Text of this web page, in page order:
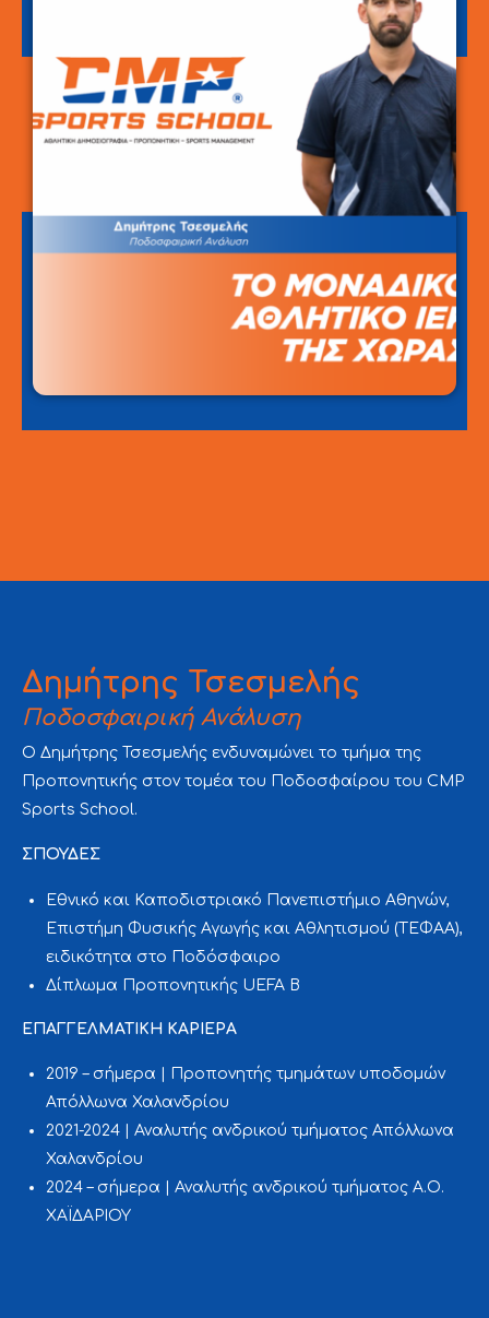
Δημήτρης Τσεσμελής
Ποδοσφαιρική Ανάλυση
Ο Δημήτρης Τσεσμελής ενδυναμώνει το τμήμα της
Προπονητικής στον τομέα του Ποδοσφαίρου του CMP
Sports School.
ΣΠΟΥΔΕΣ
Εθνικό και Καποδιστριακό Πανεπιστήμιο Αθηνών,
Επιστήμη Φυσικής Αγωγής και Αθλητισμού (ΤΕΦΑΑ),
ειδικότητα στο Ποδόσφαιρο
Δίπλωμα Προπονητικής UEFA B
ΕΠΑΓΓΕΛΜΑΤΙΚΗ ΚΑΡΙΕΡΑ
2019 – σήμερα | Προπονητής τμημάτων υποδομών
Απόλλωνα Χαλανδρίου
2021-2024 | Αναλυτής ανδρικού τμήματος Απόλλωνα
Χαλανδρίου
2024 – σήμερα | Αναλυτής ανδρικού τμήματος Α.Ο.
ΧΑΪΔΑΡΙΟΥ